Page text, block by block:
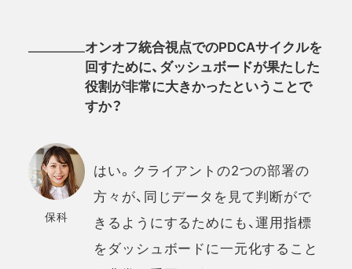
オンオフ統合視点でのPDCAサイクルを
回すために、ダッシュボードが果たした
役割が非常に大きかったということで
すか？
保科
はい。クライアントの2つの部署の
方々が、同じデータを見て判断がで
きるようにするためにも、運用指標
をダッシュボードに一元化すること